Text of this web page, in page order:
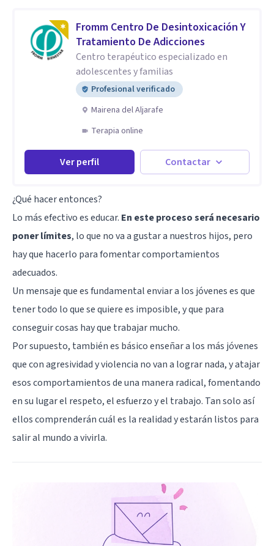
Fromm Centro De Desintoxicación Y
Tratamiento De Adicciones
Centro terapéutico especializado en
adolescentes y familias
Profesional verificado
Mairena del Aljarafe
Terapia online
Ver perfil Contactar
¿Qué hacer entonces?
Lo más efectivo es educar. En este proceso será necesario
poner límites, lo que no va a gustar a nuestros hijos, pero
hay que hacerlo para fomentar comportamientos
adecuados.
Un mensaje que es fundamental enviar a los jóvenes es que
tener todo lo que se quiere es imposible, y que para
conseguir cosas hay que trabajar mucho.
Por supuesto, también es básico enseñar a los más jóvenes
que con agresividad y violencia no van a lograr nada, y atajar
esos comportamientos de una manera radical, fomentando
en su lugar el respeto, el esfuerzo y el trabajo. Tan solo así
ellos comprenderán cuál es la realidad y estarán listos para
salir al mundo a vivirla.